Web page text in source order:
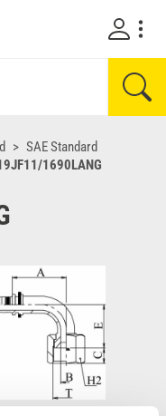
SAE Standard
1690LANG